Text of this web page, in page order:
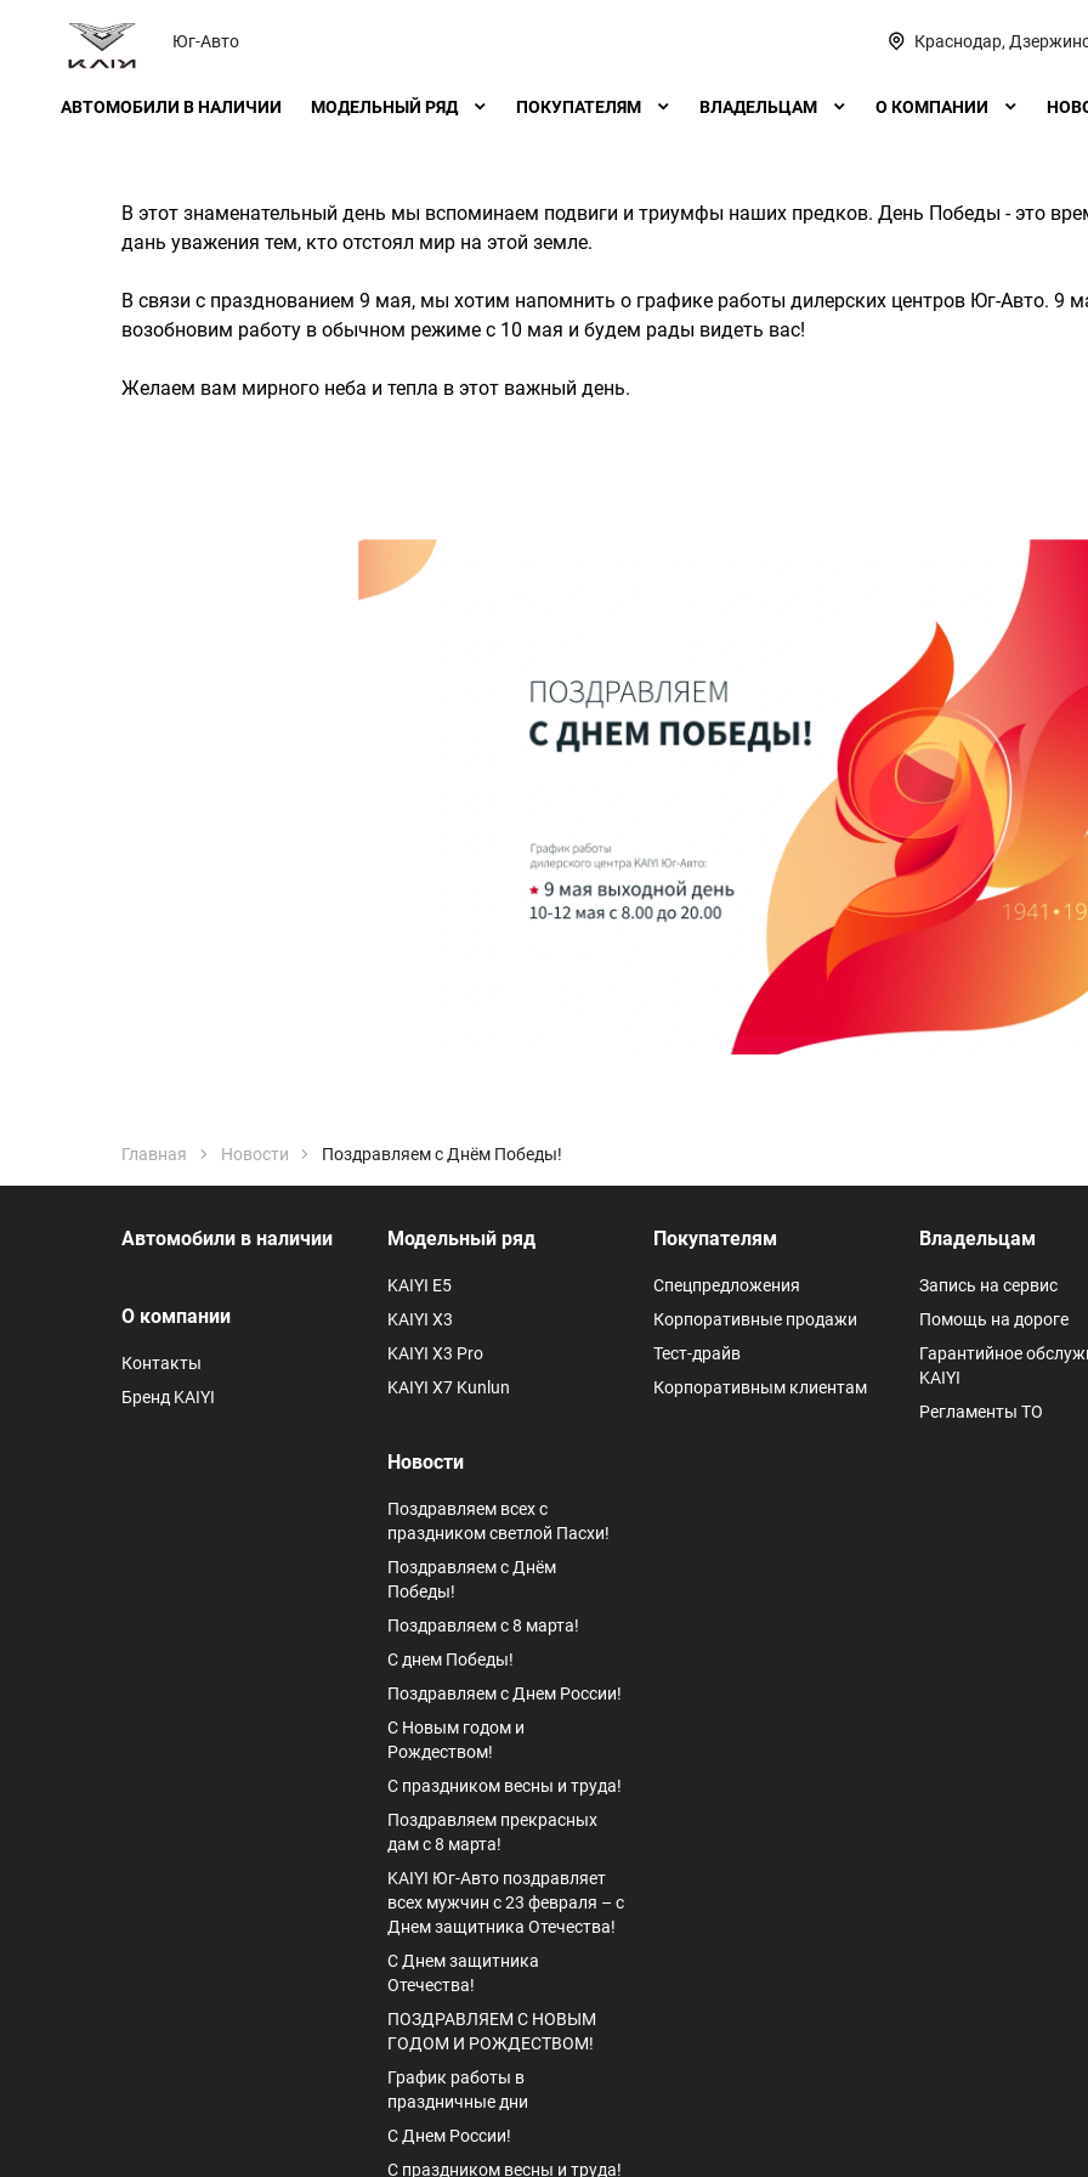
Юг-Авто Краснодар,
АВТОМОБИЛИ В НАЛИЧИИ МОДЕЛЬНЫЙ РЯД ПОКУПАТЕЛЯМ ВЛАДЕЛЬЦАМ О КОМПАНИИ
В этот знаменательный день мы вспоминаем подвиги и триумфы наших предков. День Победы - это
дань уважения тем, кто отстоял мир на этой земле.
В связи с празднованием 9 мая, мы хотим напомнить о графике работы дилерских центров Юг-Авто. 9
возобновим работу в обычном режиме с 10 мая и будем рады видеть вас!
Желаем вам мирного неба и тепла в этот важный день.
Главная Новости Поздравляем с Днём Победы!
Автомобили в наличии
О компании
Контакты
Бренд KAIYI
Модельный ряд
KAIYI E5
KAIYI X3
KAIYI X3 Pro
KAIYI X7 Kunlun
Новости
Поздравляем всех с
праздником светлой Пасхи!
Поздравляем с Днём
Победы!
Поздравляем с 8 марта!
С днем Победы!
Поздравляем с Днем России!
С Новым годом и
Рождеством!
С праздником весны и труда!
Поздравляем прекрасных
дам с 8 марта!
KAIYI Юг-Авто поздравляет
всех мужчин с 23 февраля – с
Днем защитника Отечества!
С Днем защитника
Отечества!
ПОЗДРАВЛЯЕМ С НОВЫМ
ГОДОМ И РОЖДЕСТВОМ!
График работы в
праздничные дни
С Днем России!
С праздником весны и труда!
Покупателям
Спецпредложения
Корпоративные продажи
Тест-драйв
Корпоративным клиентам
Владельцам
Запись на сервис
Помощь на дороге
Гарантийное
KAIYI
Регламенты ТО